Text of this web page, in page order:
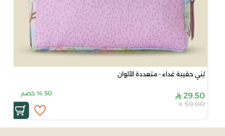
بُني حقيبة غداء - متعددة الألوان
29.50
50
% خصم
59.00